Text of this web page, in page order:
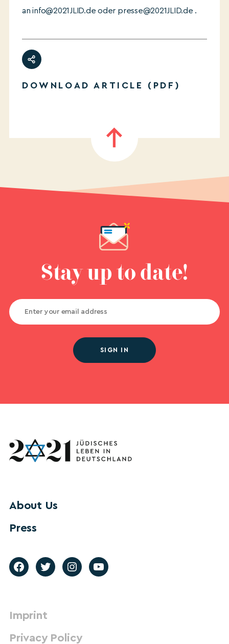
an info@2021JLID.de oder presse@2021JLID.de .
DOWNLOAD ARTICLE (PDF)
Stay up to date!
SIGN IN
About Us
Press
Imprint
Privacy Policy